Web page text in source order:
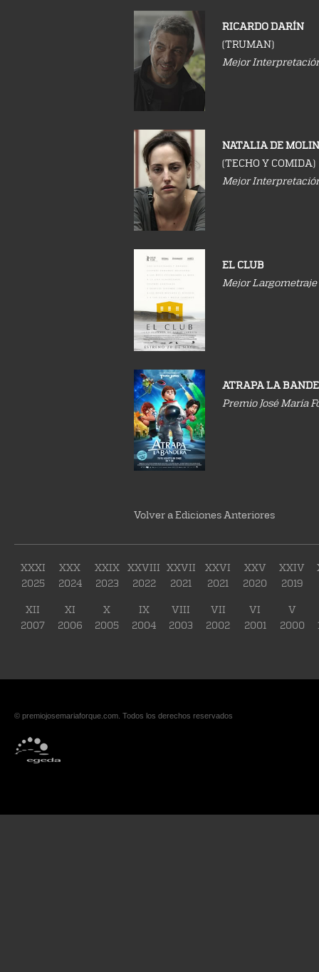
RICARDO DARÍN
(TRUMAN)
Mejor
NATALIA DE
(TECHO Y COMIDA)
Mejor
EL CLUB
Mejor
ATRAPA LA
Premio José María
Volver a Ediciones Anteriores
XXXI
2025
XXX
2024
XXIX
2023
XXVIII
2022
XXVII
2021
XXVI
2021
XXV
2020
XXIV
2019
XII
2007
XI
2006
X
2005
IX
2004
VIII
2003
VII
2002
VI
2001
V
2000
© premiojosemariaforque.com. Todos los derechos reservados